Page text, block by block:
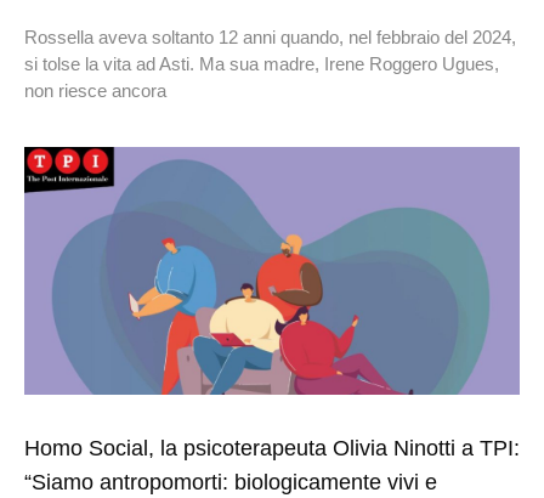
Rossella aveva soltanto 12 anni quando, nel febbraio del 2024,
si tolse la vita ad Asti. Ma sua madre, Irene Roggero Ugues,
non riesce ancora
Homo Social, la psicoterapeuta Olivia Ninotti a TPI:
“Siamo antropomorti: biologicamente vivi e